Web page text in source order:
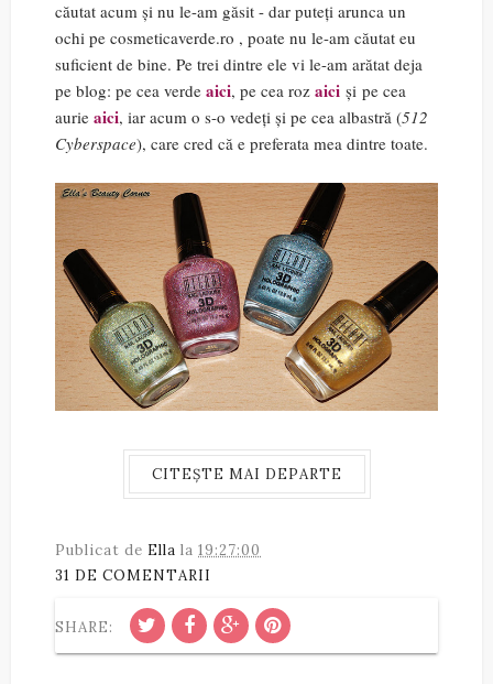
căutat acum și nu le-am găsit - dar puteți arunca un
ochi pe cosmeticaverde.ro , poate nu le-am căutat eu
suficient de bine. Pe trei dintre ele vi le-am arătat deja
pe blog: pe cea verde aici, pe cea roz aici și pe cea
aurie aici, iar acum o s-o vedeți și pe cea albastră (512
Cyberspace), care cred că e preferata mea dintre toate.
CITEȘTE MAI DEPARTE
Publicat de Ella la 19:27:00
31 DE COMENTARII
SHARE: